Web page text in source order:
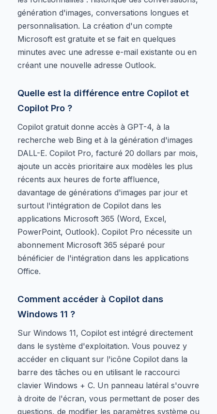
génération d'images, conversations longues et
personnalisation. La création d'un compte
Microsoft est gratuite et se fait en quelques
minutes avec une adresse e-mail existante ou en
créant une nouvelle adresse Outlook.
Quelle est la différence entre Copilot et
Copilot Pro ?
Copilot gratuit donne accès à GPT-4, à la
recherche web Bing et à la génération d'images
DALL-E. Copilot Pro, facturé 20 dollars par mois,
ajoute un accès prioritaire aux modèles les plus
récents aux heures de forte affluence,
davantage de générations d'images par jour et
surtout l'intégration de Copilot dans les
applications Microsoft 365 (Word, Excel,
PowerPoint, Outlook). Copilot Pro nécessite un
abonnement Microsoft 365 séparé pour
bénéficier de l'intégration dans les applications
Office.
Comment accéder à Copilot dans
Windows 11 ?
Sur Windows 11, Copilot est intégré directement
dans le système d'exploitation. Vous pouvez y
accéder en cliquant sur l'icône Copilot dans la
barre des tâches ou en utilisant le raccourci
clavier Windows + C. Un panneau latéral s'ouvre
à droite de l'écran, vous permettant de poser des
questions, de modifier les paramètres système ou